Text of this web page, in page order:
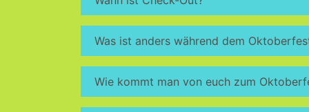
Was ist anders während dem
Wie kommt man von euch zum